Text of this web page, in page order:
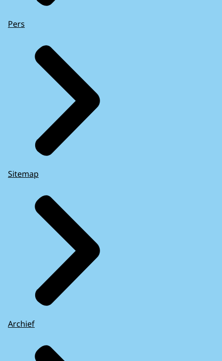
Pers
Sitemap
Archief